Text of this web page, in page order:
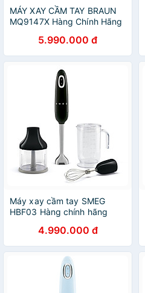
MÁY XAY CẦM TAY BRAUN
MQ9147X Hàng Chính Hãng
5.990.000 đ
Máy xay cầm tay SMEG
HBF03 Hàng chính hãng
4.990.000 đ